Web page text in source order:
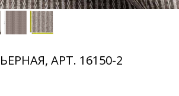
АРТ. 16150-2